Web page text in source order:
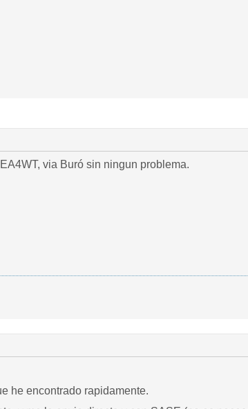
via Buró sin ningun problema.
he encontrado rapidamente.